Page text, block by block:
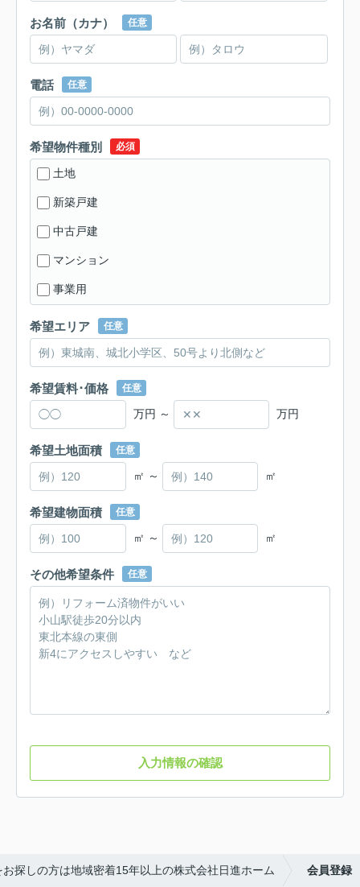
お名前（カナ） 任意
電話 任意
希望物件種別 必須
土地
新築戸建
中古戸建
マンション
事業用
希望エリア 任意
希望賃料･価格 任意
万円 ～ 万円
希望土地面積 任意
㎡ ～ ㎡
希望建物面積 任意
㎡ ～ ㎡
その他希望条件 任意
入力情報の確認
探しの方は地域密着15年以上の株式会社日進ホーム 会員登録